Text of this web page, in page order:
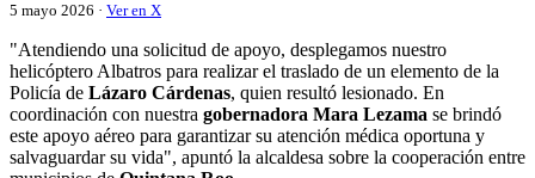
5 mayo 2026 · Ver en X
"Atendiendo una solicitud de apoyo, desplegamos nuestro
helicóptero Albatros para realizar el traslado de un elemento de la
Policía de Lázaro Cárdenas, quien resultó lesionado. En
coordinación con nuestra gobernadora Mara Lezama se brindó
este apoyo aéreo para garantizar su atención médica oportuna y
salvaguardar su vida", apuntó la alcaldesa sobre la cooperación entre